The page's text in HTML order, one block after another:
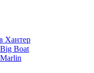
Хантер
Boat